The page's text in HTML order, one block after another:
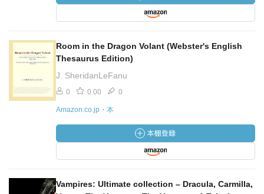
Room in the Dragon Volant (Webster's English
Thesaurus Edition)
J. SheridanLeFanu
0 0.00 0
Amazon.co.jp・本
Vampires: Ultimate collection – Dracula, Carmilla,